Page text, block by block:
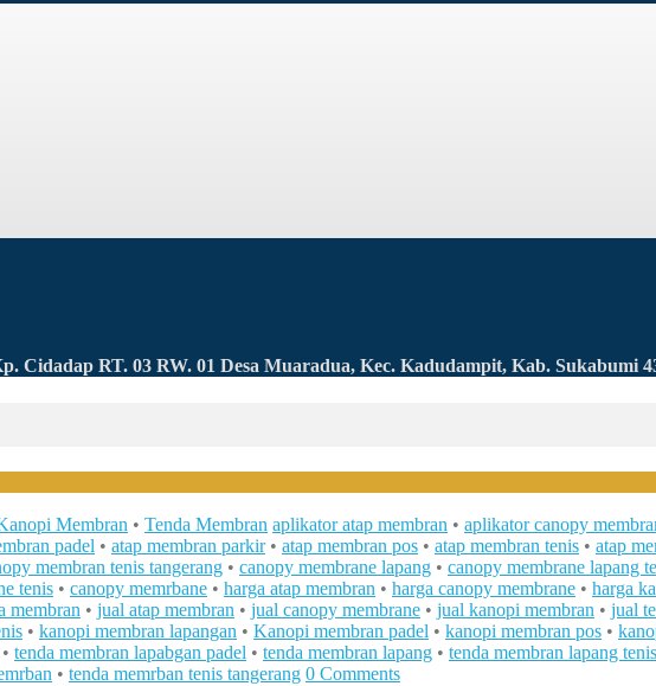
Cidadap RT. 03 RW. 01 Desa Muaradua, Kec. Kadudampit, Kab. Sukabumi
Membran • Tenda Membran aplikator atap membran • aplikator canopy
padel • atap membran parkir• atap membran pos • atap membran tenis • atap
membran tenis tangerang • canopy membrane lapang • canopy membrane lapang
tenis • canopy memrbane • harga atap membran • harga canopy membrane • harga
membran • jual atap membran • jual canopy membrane • jual kanopi membran • jual
• kanopi membran lapangan • Kanopi membran padel • kanopi membran pos •
• tenda membran lapabgan padel • tenda membran lapang • tenda membran lapang tenis
• tenda memrban tenis tangerang 0 Comments